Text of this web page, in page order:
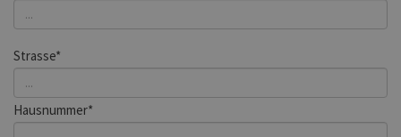
Strasse*
Hausnummer*